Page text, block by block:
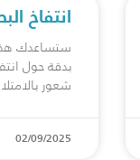
انتفاخ
ستساعدك
بدقة حول
شعور
02/09/2025